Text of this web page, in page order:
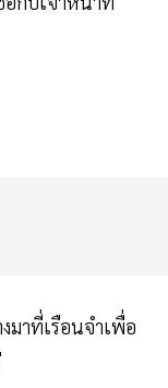
มาที่เรือนจำเพื่อ